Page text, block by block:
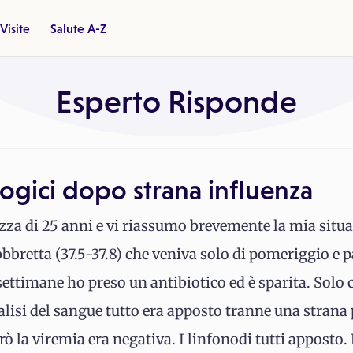
Visite Salute A-Z
Esperto Risponde
dopo strana influenza
di 25 anni e vi riassumo brevemente la mia
(37.5-37.8) che veniva solo di pomeriggio e
ho preso un antibiotico ed è sparita. Solo
del sangue tutto era apposto tranne una
la viremia era negativa. I linfonodi tutti